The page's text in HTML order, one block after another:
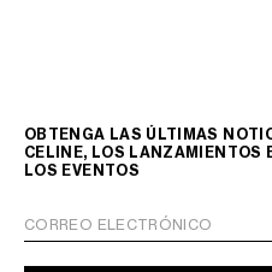
OBTENGA LAS ÚLTIMAS
CELINE, LOS LANZAMIENTOS
LOS EVENTOS
CORREO ELECTRÓNICO